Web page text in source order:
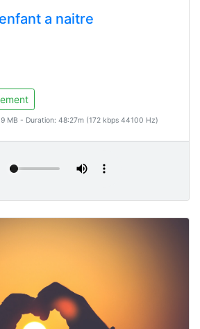
a naitre
MB - Duration: 48:27m (172 kbps 44100 Hz)